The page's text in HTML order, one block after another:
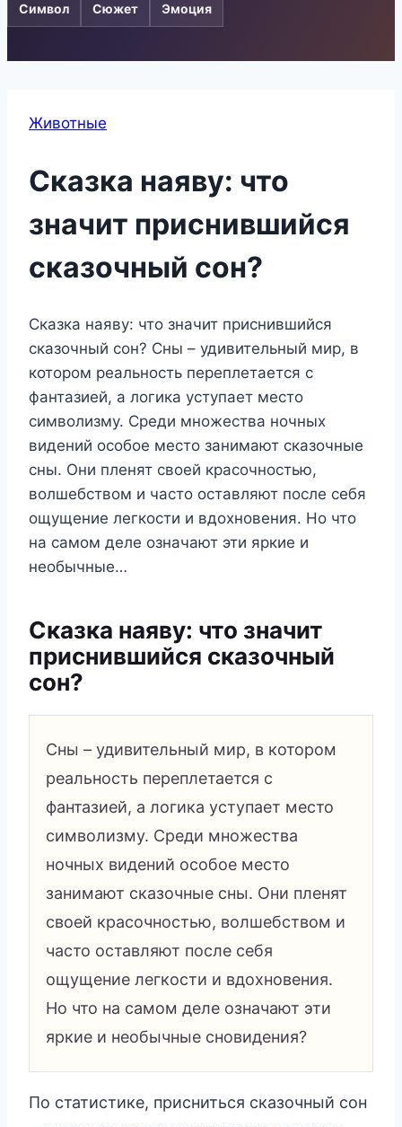
Символ Сюжет Эмоция
Животные
Сказка наяву: что
значит приснившийся
сказочный сон?
Сказка наяву: что значит приснившийся
сказочный сон? Сны – удивительный мир, в
котором реальность переплетается с
фантазией, а логика уступает место
символизму. Среди множества ночных
видений особое место занимают сказочные
сны. Они пленят своей красочностью,
волшебством и часто оставляют после себя
ощущение легкости и вдохновения. Но что
на самом деле означают эти яркие и
необычные…
Сказка наяву: что значит
приснившийся сказочный
сон?
Сны – удивительный мир, в котором
реальность переплетается с
фантазией, а логика уступает место
символизму. Среди множества
ночных видений особое место
занимают сказочные сны. Они пленят
своей красочностью, волшебством и
часто оставляют после себя
ощущение легкости и вдохновения.
Но что на самом деле означают эти
яркие и необычные сновидения?
По статистике, присниться сказочный сон